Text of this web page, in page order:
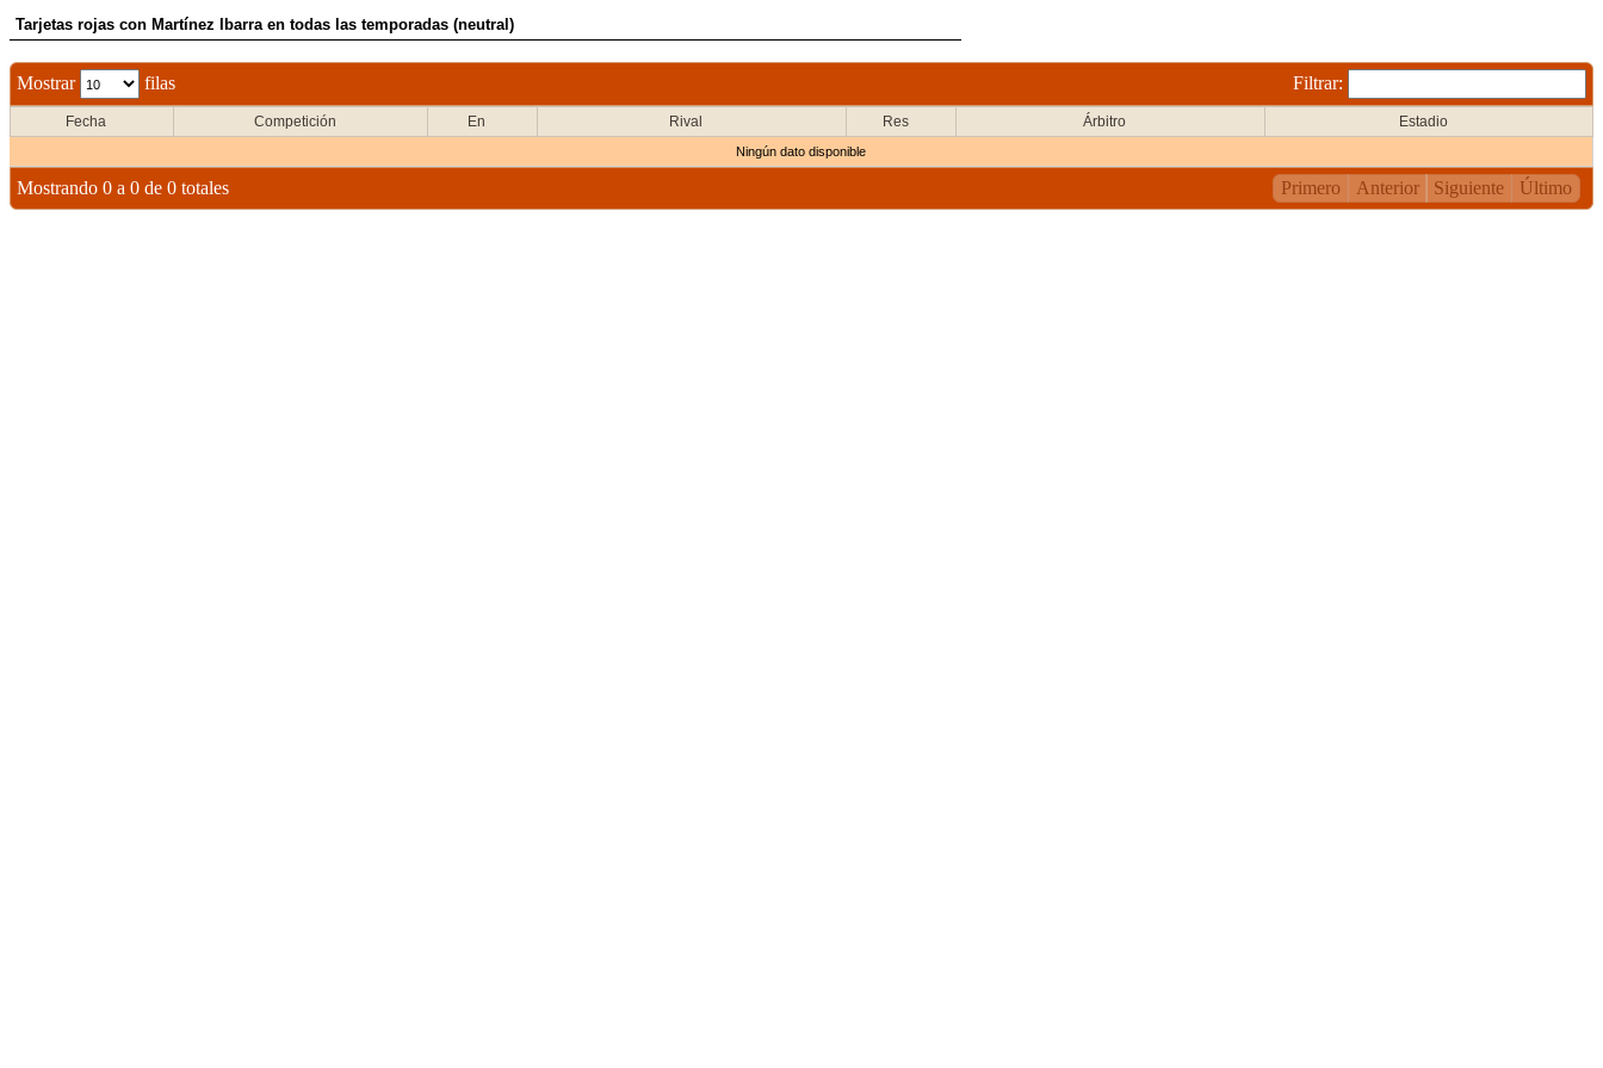
Tarjetas rojas con Martínez Ibarra en todas las temporadas (neutral)
Mostrar filas Filtrar:
Fecha Competición En Rival Res Árbitro Estadio
Ningún dato disponible
Mostrando 0 a 0 de 0 totales Primero Anterior Siguiente Último